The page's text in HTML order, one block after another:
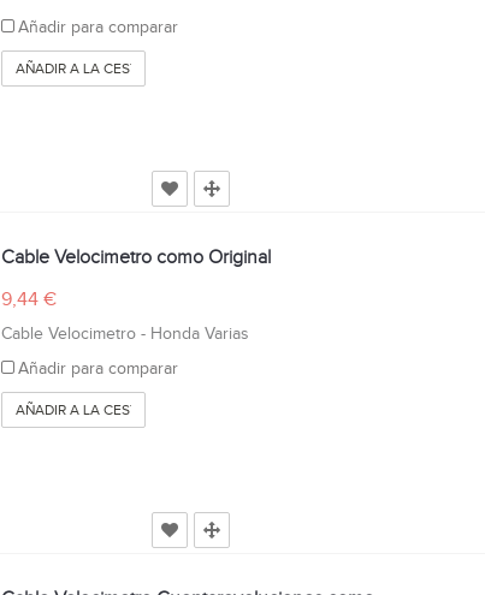
Añadir para comparar
AÑADIR A LA CESTA
Cable Velocimetro como Original
9,44 €
Cable Velocimetro - Honda Varias
Añadir para comparar
AÑADIR A LA CESTA